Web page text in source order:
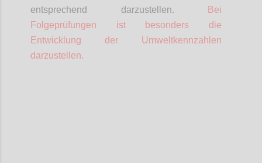
entsprechend darzustellen.
Bei
Folgeprüfungen ist besonders die
Entwicklung der Umweltkennzahlen
darzustellen.